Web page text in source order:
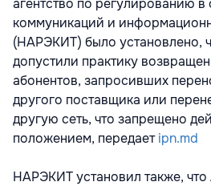
коммуникаций и
(НАРЭКИТ) было установлено,
допустили практику
абонентов, запросивших
другого поставщика или
другую сеть, что запрещено
положением, передаетipn.md
НАРЭКИТ установил также,